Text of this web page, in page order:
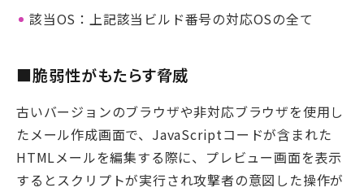
該当OS：上記該当ビルド番号の対応OSの全て
■脆弱性がもたらす脅威
古いバージョンのブラウザや非対応ブラウザを使用し
たメール作成画面で、JavaScriptコードが含まれた
HTMLメールを編集する際に、プレビュー画面を表示
するとスクリプトが実行され攻撃者の意図した操作が